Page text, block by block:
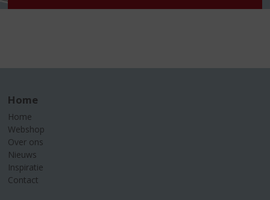
Home
Home
Webshop
Over ons
Nieuws
Inspiratie
Contact